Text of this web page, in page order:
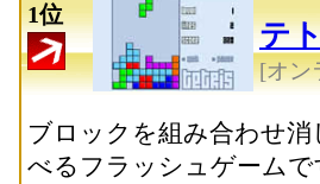
1位
テ
[オン
ブロックを組み合わせ
べるフラッシュゲーム